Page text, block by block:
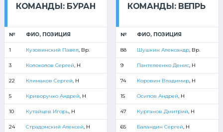
КОМАНДЫ: БУРАН
№ ФИО, ПОЗИЦИЯ
1 Кузовинский Павел , Вр.
3 Колоколов Сергей , Н
22 Климаков Сергей , Н
5 Криворучко Андрей , Н
10 Кутайцев Игорь, Н
24 Страдомский Алексей , Н
КОМАНДЫ: ВЕПРЬ
№ ФИО, ПОЗИЦИЯ
88 Шушкин Александр, Вр.
9 Пантелеенко Денис, Н
74 Коровин Владимир, Н
15 Осипов Андрей , Н
47 Курганов Дмитрий , Н
65 Баландин Сергей , Н